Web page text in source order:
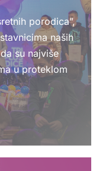
porodica”,
naših
su najviše
u proteklom